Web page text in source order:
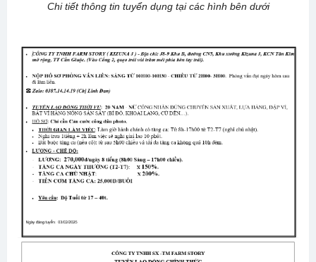
Chi tiết thông tin tuyển dụng tại các hình bên dưới